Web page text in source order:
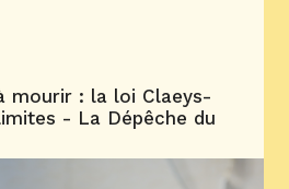
mourir : la loi Claeys-
- La Dépêche du